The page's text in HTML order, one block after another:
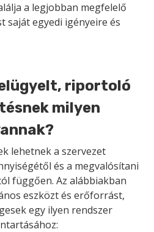
a legjobban megfelelő
saját egyedi igényeire és
riportoló
milyen
lehetnek a szervezet
és a megvalósítani
függően. Az alábbiakban
eszközt és erőforrást,
egy ilyen rendszer